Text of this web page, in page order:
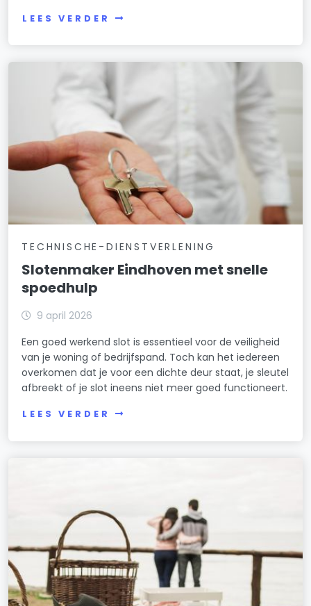
LEES VERDER
TECHNISCHE-DIENSTVERLENING
Slotenmaker Eindhoven met snelle
spoedhulp
9 april 2026
Een goed werkend slot is essentieel voor de veiligheid
van je woning of bedrijfspand. Toch kan het iedereen
overkomen dat je voor een dichte deur staat, je sleutel
afbreekt of je slot ineens niet meer goed functioneert.
LEES VERDER